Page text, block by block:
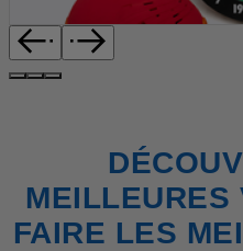
MEILLEURES
FAIRE LES